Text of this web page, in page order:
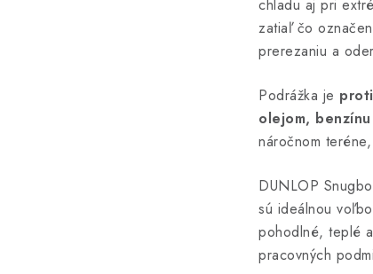
chladu aj pri
zatiaľ čo
prerezaniu a
Podrážka je
olejom,
náročnom
DUNLOP
sú ideálnou
pohodlné, teplé
pracovných